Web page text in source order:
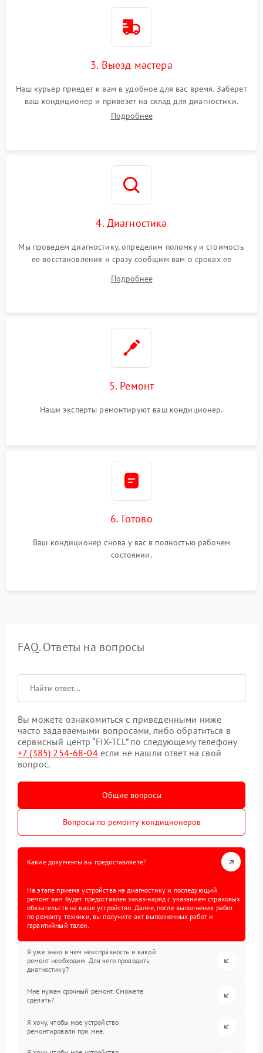
3. Выезд мастера
Наш курьер приедет к вам в удобное для вас время. Заберет
ваш кондиционер и привезет на склад для диагностики.
Подробнее
4. Диагностика
Мы проведем диагностику, определим поломку и стоимость
ее восстановления и сразу сообщим вам о сроках ее
Подробнее
5. Ремонт
Наши эксперты ремонтируют ваш кондиционер.
6. Готово
Ваш кондиционер снова у вас в полностью рабочем
состоянии.
FAQ. Ответы на вопросы
Вы можете ознакомиться с приведенными ниже
часто задаваемыми вопросами, либо обратиться в
сервисный центр “FIX-TCL” по следующему телефону
+7 (385) 254-68-04если не нашли ответ на свой
вопрос.
Общие вопросы
Вопросы по ремонту кондиционеров
Какие документы вы предоставляете?
На этапе приема устройства на диагностику и последующий
ремонт вам будет предоставлен заказ-наряд с указанием страховых
обязательств на ваше устройство. Далее, после выполнения работ
по ремонту техники, вы получите акт выполненных работ и
гарантийный талон.
Я уже знаю в чем неисправность и какой
ремонт необходим. Для чего проводить
диагностику?
Мне нужен срочный ремонт. Сможете
сделать?
Я хочу, чтобы мое устройство
ремонтировали при мне.